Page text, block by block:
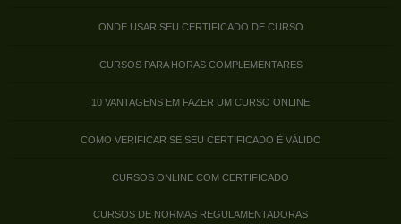
ONDE USAR SEU CERTIFICADO DE CURSO
CURSOS PARA HORAS COMPLEMENTARES
10 VANTAGENS EM FAZER UM CURSO ONLINE
COMO VERIFICAR SE SEU CERTIFICADO É VÁLIDO
CURSOS ONLINE COM CERTIFICADO
CURSOS DE NORMAS REGULAMENTADORAS